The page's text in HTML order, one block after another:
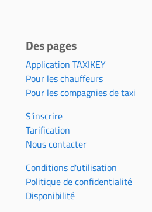
Des pages
Application TAXIKEY
Pour les chauffeurs
Pour les compagnies de taxi
S'inscrire
Tarification
Nous contacter
Conditions d'utilisation
Politique de confidentialité
Disponibilité